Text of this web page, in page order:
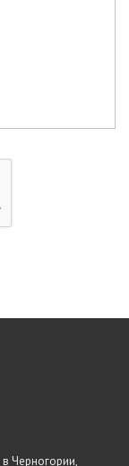
Черногории,